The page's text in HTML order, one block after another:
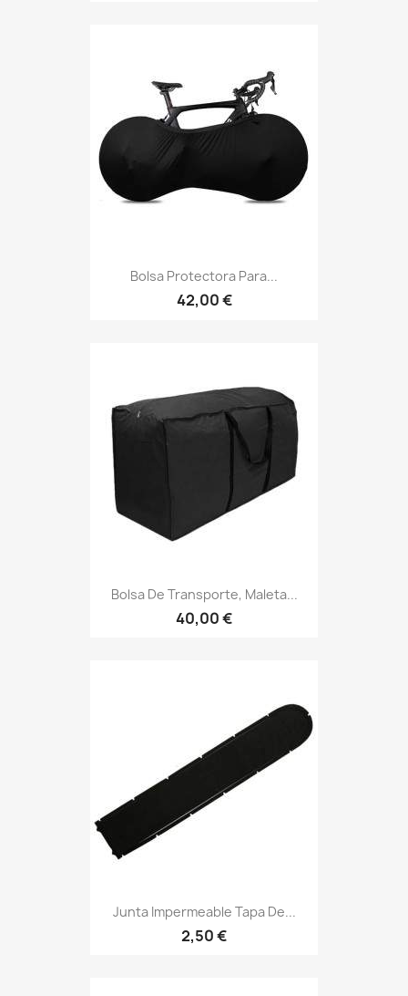
Bolsa Protectora Para...
42,00 €
Bolsa De Transporte, Maleta...
40,00 €
Junta Impermeable Tapa De...
2,50 €